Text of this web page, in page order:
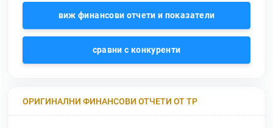
виж финансови отчети и показатели
сравни с конкуренти
ОРИГИНАЛНИ ФИНАНСОВИ ОТЧЕТИ ОТ ТР